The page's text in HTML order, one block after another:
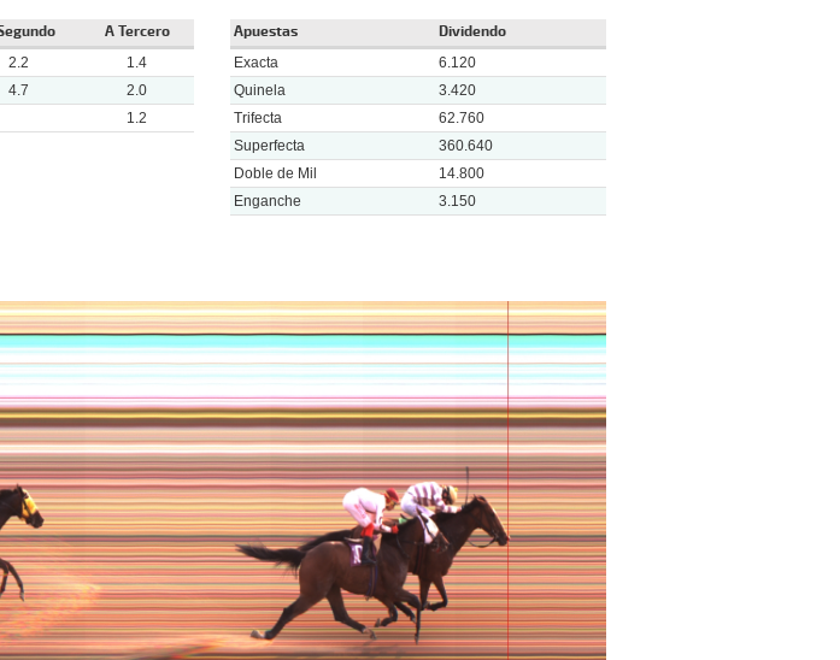
A Tercero
2.2
1.4
4.7
2.0
1.2
Apuestas Dividendo
Exacta
6.120
Quinela
3.420
Trifecta
62.760
Superfecta
360.640
Doble de Mil
14.800
Enganche
3.150